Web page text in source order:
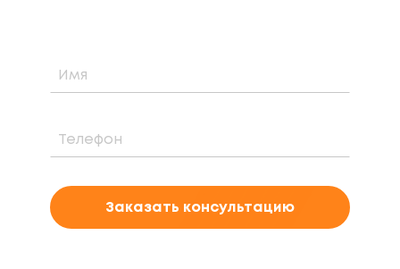
Заказать консультацию